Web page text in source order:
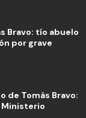
Bravo: tío abuelo
por grave
de Tomás Bravo:
Ministerio